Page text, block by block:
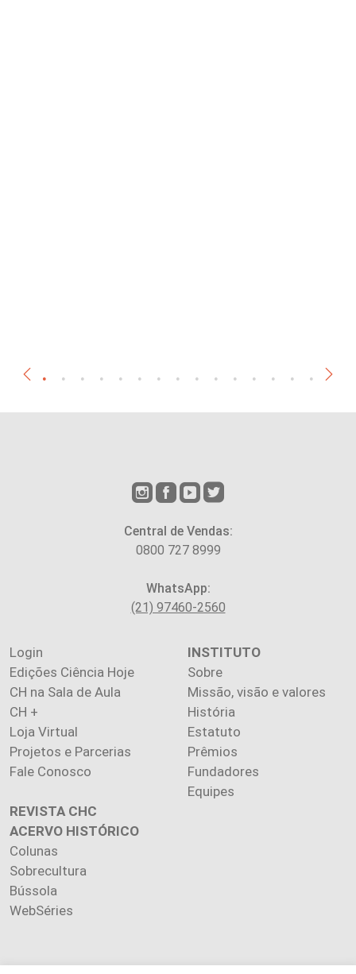
Central de Vendas:
0800 727 8999
WhatsApp:
(21) 97460-2560
Login
Edições Ciência Hoje
CH na Sala de Aula
CH +
Loja Virtual
Projetos e Parcerias
Fale Conosco
INSTITUTO
Sobre
Missão, visão e valores
História
Estatuto
Prêmios
Fundadores
Equipes
REVISTA CHC
ACERVO HISTÓRICO
Colunas
Sobrecultura
Bússola
WebSéries